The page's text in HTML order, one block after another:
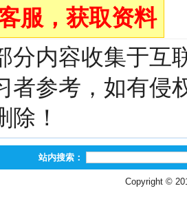
服，获取资料
分内容收集于互
者参考，如有侵
除！
站内搜索：
Copyright ©